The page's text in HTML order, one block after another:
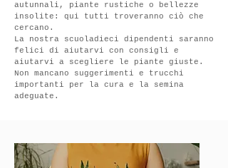
autunnali, piante rustiche o bellezze
insolite: qui tutti troveranno ciò che
cercano.
La nostra scuoladieci dipendenti saranno
felici di aiutarvi con consigli e
aiutarvi a scegliere le piante giuste.
Non mancano suggerimenti e trucchi
importanti per la cura e la semina
adeguate.